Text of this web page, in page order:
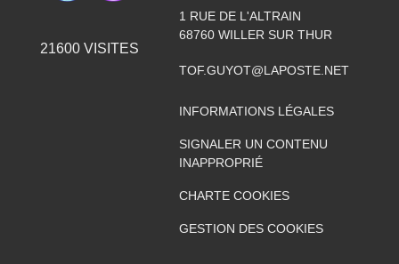
21600VISITES
1 RUE DE L'ALTRAIN
68760 WILLER SUR THUR
TOF.GUYOT@LAPOSTE.NET
INFORMATIONS LÉGALES
SIGNALER UN CONTENU
INAPPROPRIÉ
CHARTE COOKIES
GESTION DES COOKIES